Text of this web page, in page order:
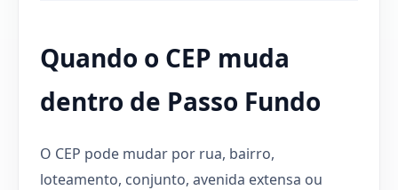
Quando o CEP muda
dentro de Passo Fundo
O CEP pode mudar por rua, bairro,
loteamento, conjunto, avenida extensa ou